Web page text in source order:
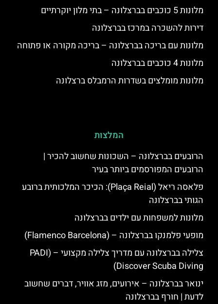
מלונות 5 כוכבים בברצלונה – בתי מלון יוקרתיים
דירות להשכרה במרכז בברצלונה
מלונות עם בריכה בברצלונה – בריכה מקורה או פתוחה
מלונות 4 כוכבים בברצלונה
מלונות מומלצים בשדרות הרמבלס ברצלונה
המלצות
הרובעים בברצלונה – השכונות שחשוב להכיר |
הרובעים המפורסמים ביותר בעיר
פלאסה ריאל (Plaça Reial): הכיכר המלכותית ברובע
הגותי בברצלונה
מלונות למשפחות עם ילדים בברצלונה
מופעי פלמנקו בברצלונה – (Flamenco Barcelona)
צלילה בברצלונה עם מדריך צלילה מקצועי – (PADI
Discover Scuba Diving)
ינואר בברצלונה – אירועים, מזג אוויר, דברים שחשוב
לדעת | חורף בברצלונה